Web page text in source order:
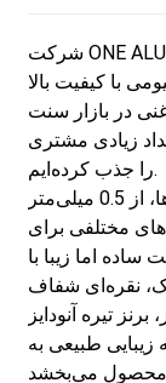
شرکت ONE ALU یک شرکت تولیدی مشهور در چین است که
با کیفیت بالا
در بازار سنت
زیادی مشتری
را جذب کرده‌ایم.
محصولات ما با طیف گسترده‌ای از ضخامت‌ها، از 0.5 میلی‌متر
مختلفی برای
اما زیبا با
نقره‌ای شفاف
تیره آنودایز
طبیعی به